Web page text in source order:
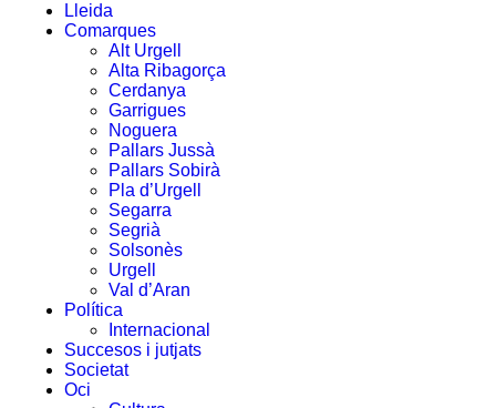
Lleida
Comarques
Alt Urgell
Alta Ribagorça
Cerdanya
Garrigues
Noguera
Pallars Jussà
Pallars Sobirà
Pla d’Urgell
Segarra
Segrià
Solsonès
Urgell
Val d’Aran
Política
Internacional
Succesos i jutjats
Societat
Oci